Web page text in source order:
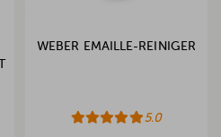
WEBER EMAILLE-REINIGER
5.0